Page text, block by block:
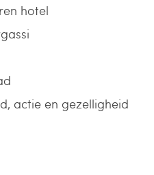
hotel
actie en gezelligheid